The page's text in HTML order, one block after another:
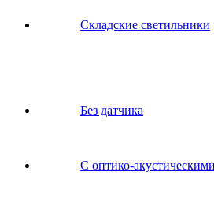
Складские светильники
Без датчика
С оптико-